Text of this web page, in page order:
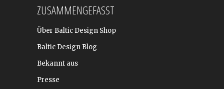
ZUSAMMENGEFASST
Über Baltic Design Shop
Baltic Design Blog
Bekannt aus
Presse